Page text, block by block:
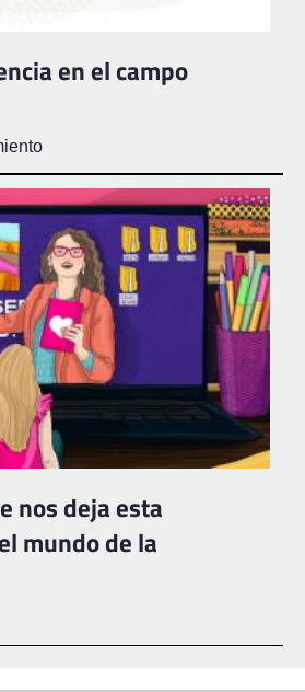
en el campo
nos deja esta
mundo de la